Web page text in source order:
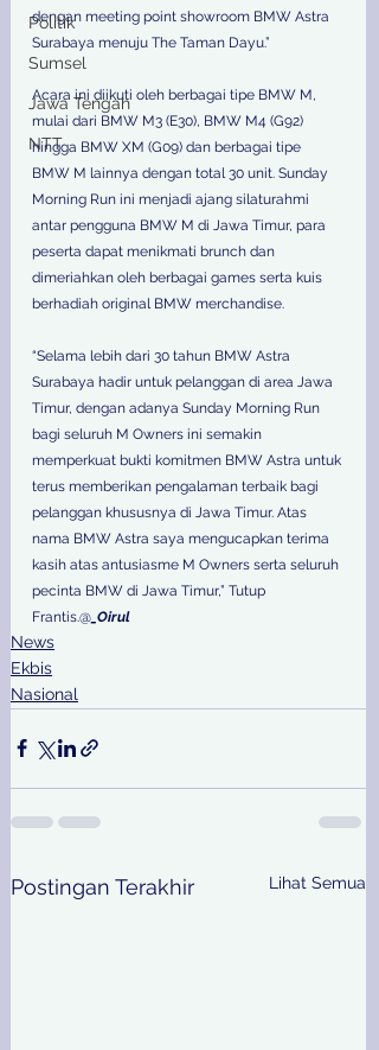
Politik
Sumsel
Jawa Tengah
NTT
dengan meeting point showroom BMW Astra
Surabaya menuju The Taman Dayu.”
Acara ini diikuti oleh berbagai tipe BMW M,
mulai dari BMW M3 (E30), BMW M4 (G92)
hingga BMW XM (G09) dan berbagai tipe
BMW M lainnya dengan total 30 unit. Sunday
Morning Run ini menjadi ajang silaturahmi
antar pengguna BMW M di Jawa Timur, para
peserta dapat menikmati brunch dan
dimeriahkan oleh berbagai games serta kuis
berhadiah original BMW merchandise.
“Selama lebih dari 30 tahun BMW Astra
Surabaya hadir untuk pelanggan di area Jawa
Timur, dengan adanya Sunday Morning Run
bagi seluruh M Owners ini semakin
memperkuat bukti komitmen BMW Astra untuk
terus memberikan pengalaman terbaik bagi
pelanggan khususnya di Jawa Timur. Atas
nama BMW Astra saya mengucapkan terima
kasih atas antusiasme M Owners serta seluruh
pecinta BMW di Jawa Timur,” Tutup
Frantis.@ _Oirul
News
Ekbis
Nasional
Postingan Terakhir Lihat Semua